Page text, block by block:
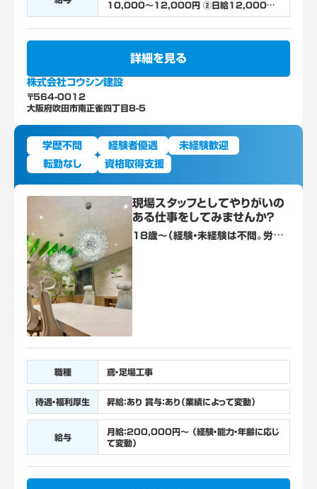
10,000～12,000円 ②日給12,000～
18,000円（試用期間1ヵ月あり） ※経験、能
力、頑張りを考慮し昇給
株式会社コウシン建設
〒564-0012
大阪府吹田市南正雀四丁目8-5
詳細を見る
学歴不問 経験者優遇
未経験歓迎
転勤なし
資格取得支援
現場スタッフとしてやりがいの
ある仕事をしてみませんか？
18歳～（経験・未経験は不問。労働
基準法等により18歳未満の就業が
普通自動車免許あれば尚可
職種 鳶・足場工事
待遇・福利厚生 昇給：あり 賞与：あり（業績によって変動）
給与
月給：200,000円～ （経験・能力・年齢に応じ
て変動）